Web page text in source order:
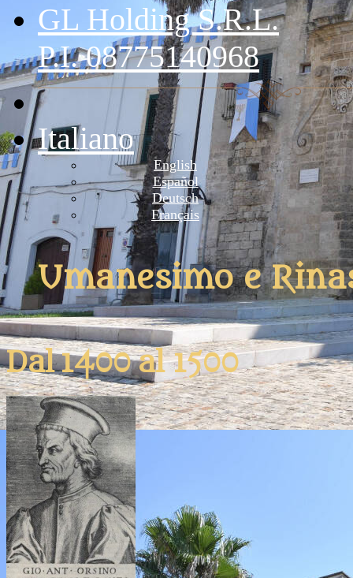
GL Holding S.r.l.
P.I. 08775140968
Italiano
English
Español
Deutsch
Français
Umanesimo e
Dal 1400 al 1500